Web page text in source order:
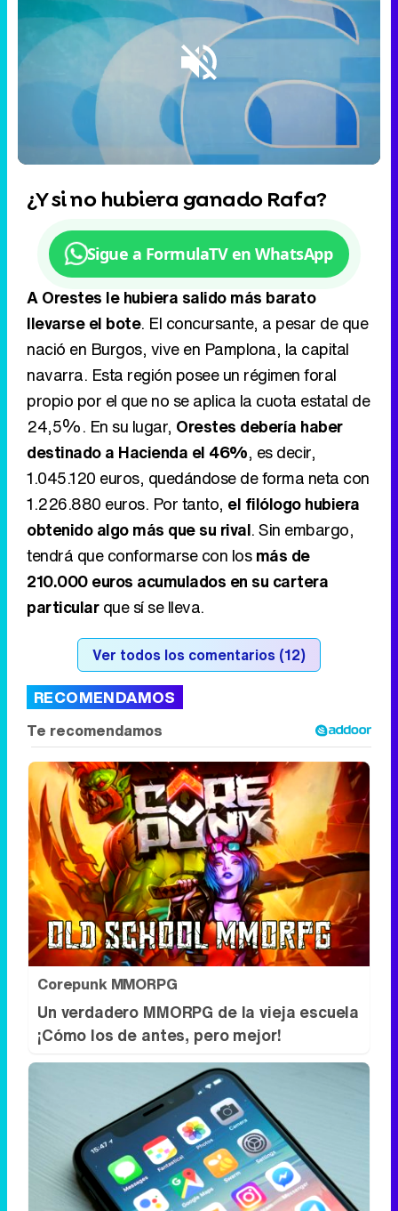
Unmute
¿Y si no hubiera ganado Rafa?
Sigue a FormulaTV en WhatsApp
A Orestes le hubiera salido más barato
llevarse el bote. El concursante, a pesar de que
nació en Burgos, vive en Pamplona, la capital
navarra. Esta región posee un régimen foral
propio por el que no se aplica la cuota estatal de
24,5%. En su lugar, Orestes debería haber
destinado a Hacienda el 46%, es decir,
1.045.120 euros, quedándose de forma neta con
1.226.880 euros. Por tanto, el filólogo hubiera
obtenido algo más que su rival. Sin embargo,
tendrá que conformarse con losmás de
210.000 euros acumulados en su cartera
particularque sí se lleva.
Ver todos los comentarios (12)
RECOMENDAMOS
Corepunk MMORPG
Un verdadero MMORPG de la vieja escuela
¡Cómo los de antes, pero mejor!